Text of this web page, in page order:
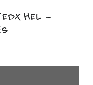
–